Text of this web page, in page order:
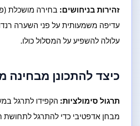
זהירות בניחושים: בחירה מושכלת
עדיפה משמעותית על פני השערה
עלולה להשפיע על המסלול כולו.
כיצד להתכונן מבחינה
תרגול סימולציות: הקפידו לתרגל
מבחן אדפטיבי כדי להתרגל לתחושת